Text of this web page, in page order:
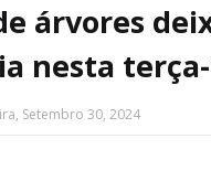
árvores
nesta
Setembro 30, 2024